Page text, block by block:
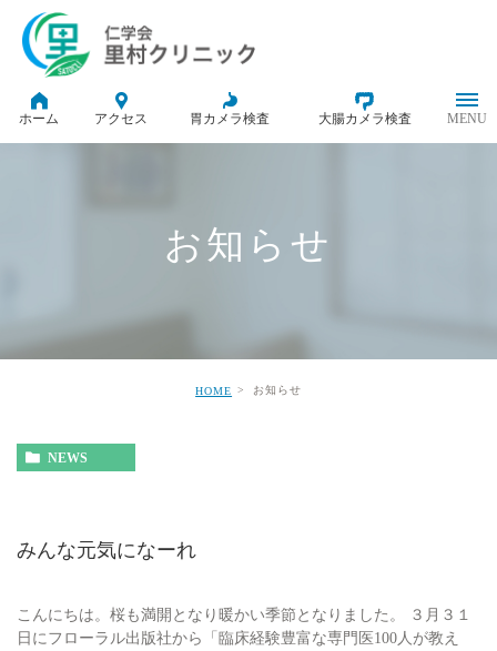
ホーム アクセス 胃カメラ検査 大腸カメラ検査
お知らせ
HOME お知らせ
NEWS
みんな元気になーれ
こんにちは。桜も満開となり暖かい季節となりました。 ３月３１
日にフローラル出版社から「臨床経験豊富な専門医100人が教え